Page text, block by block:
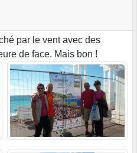
par le vent avec des
de face. Mais bon !